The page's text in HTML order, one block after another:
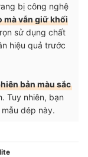
bị công nghệ
mà vẫn giữ khối
sử dụng chất
hiệu quả trước
bản màu sắc
Tuy nhiên, bạn
dép này.